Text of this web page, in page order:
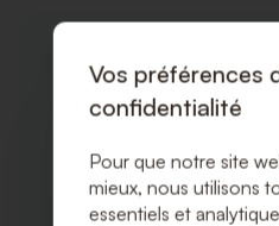
Vos préférences
confidentialité
Pour que notre site
mieux, nous utilisons
essentiels et